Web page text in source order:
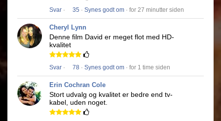
Svar · 35 · Synes godt om · for 27 minutter siden
Cheryl Lynn
Denne film David er meget flot med HD-
kvalitet
Svar · 78 · Synes godt om · for 1 time siden
Erin Cochran Cole
Stort udvalg og kvalitet er bedre end tv-
kabel, uden noget.